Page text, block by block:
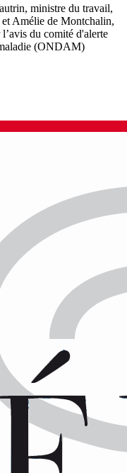
ministre du travail,
et Amélie de Montchalin,
du comité d'alerte
(ONDAM)